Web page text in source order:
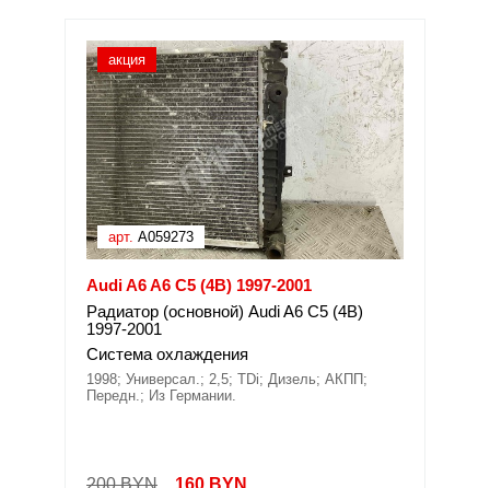
акция
арт. A059273
Audi A6 A6 C5 (4B) 1997-2001
Радиатор (основной) Audi A6 C5 (4B)
1997-2001
Система охлаждения
1998; Универсал.; 2,5; TDi; Дизель; АКПП;
Передн.; Из Германии.
200 BYN 160 BYN